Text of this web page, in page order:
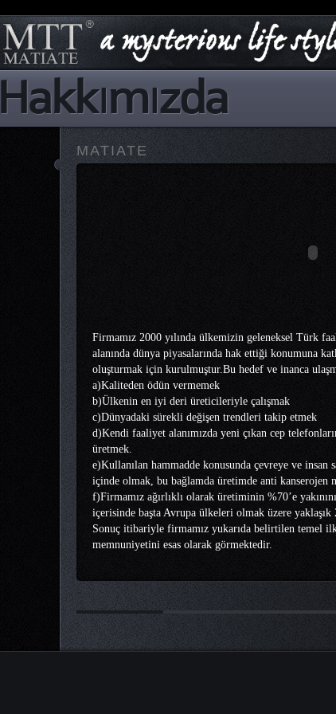
Hakkımızda
MATIATE
Firmamız 2000 yılında ülkemizin geleneksel Türk
alanında dünya piyasalarında hak ettiği konumuna
oluşturmak için kurulmuştur.Bu hedef ve inanca
a)Kaliteden ödün vermemek
b)Ülkenin en iyi deri üreticileriyle çalışmak
c)Dünyadaki sürekli değişen trendleri takip etmek
d)Kendi faaliyet alanımızda yeni çıkan cep
üretmek.
e)Kullanılan hammadde konusunda çevreye ve insan
içinde olmak, bu bağlamda üretimde anti kanserojen
f)Firmamız ağırlıklı olarak üretiminin %70’e
içerisinde başta Avrupa ülkeleri olmak üzere yaklaşık
Sonuç itibariyle firmamız yukarıda belirtilen temel
memnuniyetini esas olarak görmektedir.